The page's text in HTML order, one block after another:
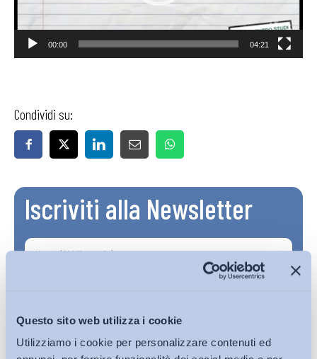
Questo sito web utilizza i cookie
Utilizziamo i cookie per personalizzare contenuti ed
00:00 04:21
Condividi su:
Iscriviti alla Newsletter